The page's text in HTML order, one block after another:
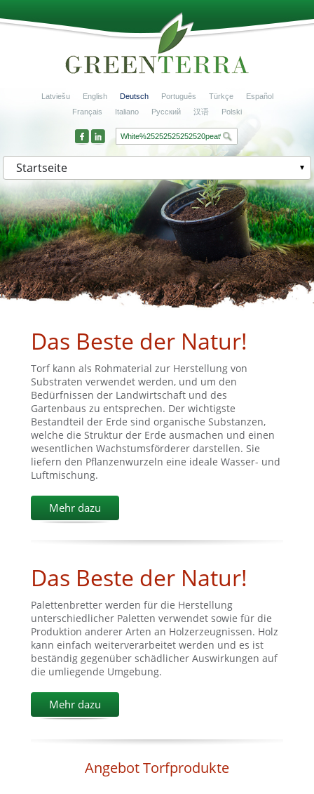
Latviešu English Deutsch Português Türkçe
Español
Français
Italiano Русский 汉语 Polski
Startseite
Das Beste der Natur!
Torf kann als Rohmaterial zur Herstellung von
Substraten verwendet werden, und um den
Bedürfnissen der Landwirtschaft und des
Gartenbaus zu entsprechen. Der wichtigste
Bestandteil der Erde sind organische Substanzen,
welche die Struktur der Erde ausmachen und einen
wesentlichen Wachstumsförderer darstellen. Sie
liefern den Pflanzenwurzeln eine ideale Wasser- und
Luftmischung.
Mehr dazu
Das Beste der Natur!
Palettenbretter werden für die Herstellung
unterschiedlicher Paletten verwendet sowie für die
Produktion anderer Arten an Holzerzeugnissen. Holz
kann einfach weiterverarbeitet werden und es ist
beständig gegenüber schädlicher Auswirkungen auf
die umliegende Umgebung.
Mehr dazu
Angebot Torfprodukte